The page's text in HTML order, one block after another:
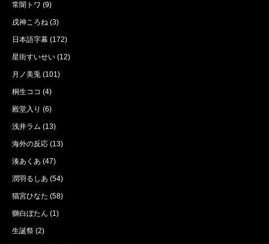
常闇トワ (9)
戌神ころね (3)
日本語字幕 (172)
星街すいせい (12)
月ノ美兎 (101)
桐生ココ (4)
殿堂入り (6)
浅井ラム (13)
海外の反応 (13)
湊あくあ (47)
潤羽るしあ (54)
猫宮ひなた (58)
獅白ぼたん (1)
生誕祭 (2)